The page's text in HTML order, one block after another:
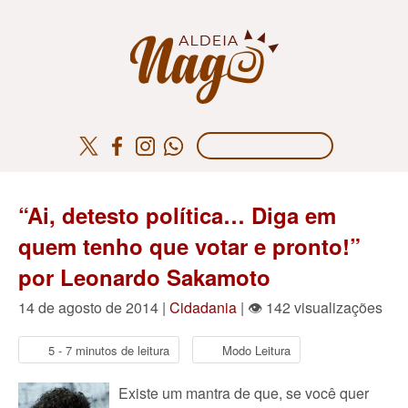
“Ai, detesto política… Diga em
quem tenho que votar e pronto!”
por Leonardo Sakamoto
14 de agosto de 2014 | Cidadania | 👁 142 visualizações
5 - 7 minutos de leitura Modo Leitura
Existe um mantra de que, se você quer